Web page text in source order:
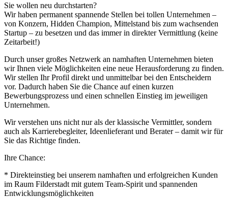
Sie wollen neu durchstarten?
Wir haben permanent spannende Stellen bei tollen Unternehmen –
von Konzern, Hidden Champion, Mittelstand bis zum wachsenden
Startup – zu besetzen und das immer in direkter Vermittlung (keine
Zeitarbeit!)
Durch unser großes Netzwerk an namhaften Unternehmen bieten
wir Ihnen viele Möglichkeiten eine neue Herausforderung zu finden.
Wir stellen Ihr Profil direkt und unmittelbar bei den Entscheidern
vor. Dadurch haben Sie die Chance auf einen kurzen
Bewerbungsprozess und einen schnellen Einstieg im jeweiligen
Unternehmen.
Wir verstehen uns nicht nur als der klassische Vermittler, sondern
auch als Karrierebegleiter, Ideenlieferant und Berater – damit wir für
Sie das Richtige finden.
Ihre Chance:
* Direkteinstieg bei unserem namhaften und erfolgreichen Kunden
im Raum Filderstadt mit gutem Team-Spirit und spannenden
Entwicklungsmöglichkeiten